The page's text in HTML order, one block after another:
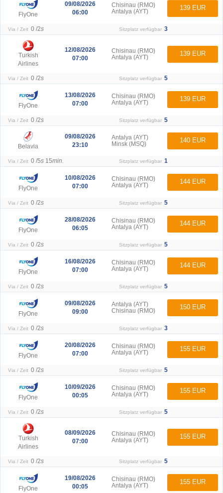
FlyOne
09/08/2026
06:00
Chisinau (RMO)
Antalya (AYT)
Via / Zeit 0 /2s Sitzplatz verfügbar 3
139 EUR
Turkish
Airlines
12/08/2026
07:00
Chisinau (RMO)
Antalya (AYT)
Via / Zeit 0 /2s Sitzplatz verfügbar 5
139 EUR
FlyOne
13/08/2026
07:00
Chisinau (RMO)
Antalya (AYT)
Via / Zeit 0 /2s Sitzplatz verfügbar 5
139 EUR
Belavia
09/08/2026
23:10
Antalya (AYT)
Minsk (MSQ)
Via / Zeit 0 /5s 15min. Sitzplatz verfügbar 1
140 EUR
FlyOne
10/08/2026
07:00
Chisinau (RMO)
Antalya (AYT)
Via / Zeit 0 /2s Sitzplatz verfügbar 5
144 EUR
FlyOne
28/08/2026
06:05
Chisinau (RMO)
Antalya (AYT)
Via / Zeit 0 /2s Sitzplatz verfügbar 5
144 EUR
FlyOne
16/08/2026
07:00
Chisinau (RMO)
Antalya (AYT)
Via / Zeit 0 /2s Sitzplatz verfügbar 5
144 EUR
FlyOne
09/08/2026
09:00
Antalya (AYT)
Chisinau (RMO)
Via / Zeit 0 /2s Sitzplatz verfügbar 3
150 EUR
FlyOne
20/08/2026
07:00
Chisinau (RMO)
Antalya (AYT)
Via / Zeit 0 /2s Sitzplatz verfügbar 5
155 EUR
FlyOne
10/09/2026
00:05
Chisinau (RMO)
Antalya (AYT)
Via / Zeit 0 /2s Sitzplatz verfügbar 5
155 EUR
Turkish
Airlines
08/09/2026
07:00
Chisinau (RMO)
Antalya (AYT)
Via / Zeit 0 /2s Sitzplatz verfügbar 5
155 EUR
FlyOne
19/08/2026
00:05
Chisinau (RMO)
Antalya (AYT)
155 EUR